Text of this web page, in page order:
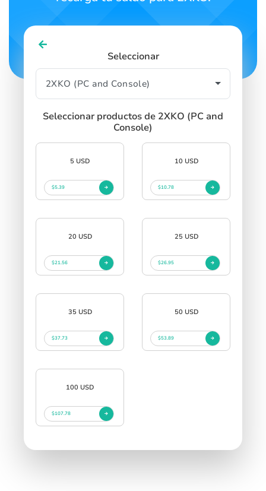
Seleccionar
Seleccionar productos de 2XKO (PC and
Console)
5 USD
$5.39
10 USD
$10.78
20 USD
$21.56
25 USD
$26.95
35 USD
$37.73
50 USD
$53.89
100 USD
$107.78